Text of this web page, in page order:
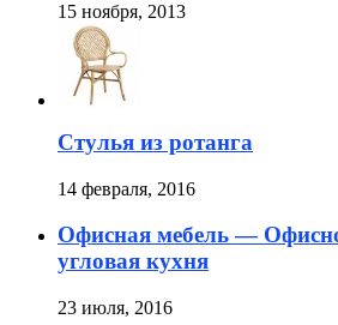
15 ноября, 2013
Стулья из ротанга
14 февраля, 2016
Офисная мебель —
угловая кухня
23 июля, 2016